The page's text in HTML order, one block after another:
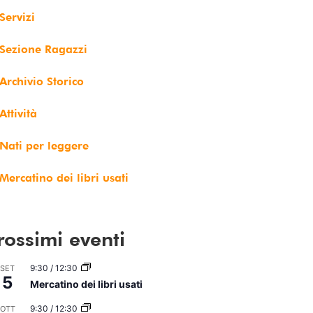
Ragazzi
Storico
per leggere
dei libri usati
eventi
SET
5
9:30 / 12:30
Mercatino dei libri usati
OTT 9:30 / 12:30